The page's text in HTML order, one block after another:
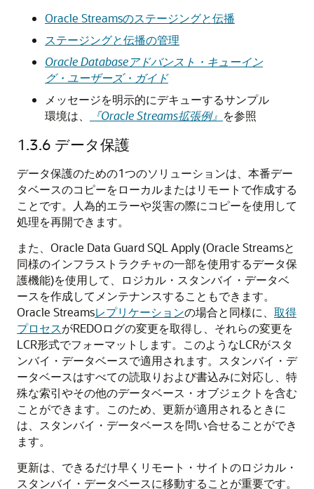
Oracle Streamsのステージングと伝播
ステージングと伝播の管理
Oracle Databaseアドバンスト・キューイン
グ・ユーザーズ・ガイド
メッセージを明示的にデキューするサンプル
環境は、
『Oracle Streams拡張例』 を参照
1.3.6 データ保護
データ保護のための1つのソリューションは、本番デー
タベースのコピーをローカルまたはリモートで作成する
ことです。人為的エラーや災害の際にコピーを使用して
処理を再開できます。
また、Oracle Data Guard SQL Apply (Oracle Streamsと
同様のインフラストラクチャの一部を使用するデータ保
護機能)を使用して、ロジカル・スタンバイ・データベ
ースを作成してメンテナンスすることもできます。
Oracle Streamsレプリケーションの場合と同様に、 取得
プロセスがREDOログの変更を取得し、それらの変更を
LCR形式でフォーマットします。このようなLCRがスタ
ンバイ・データベースで適用されます。スタンバイ・デ
ータベースはすべての読取りおよび書込みに対応し、特
殊な索引やその他のデータベース・オブジェクトを含む
ことができます。このため、更新が適用されるときに
は、スタンバイ・データベースを問い合せることができ
ます。
更新は、できるだけ早くリモート・サイトのロジカル・
スタンバイ・データベースに移動することが重要です。